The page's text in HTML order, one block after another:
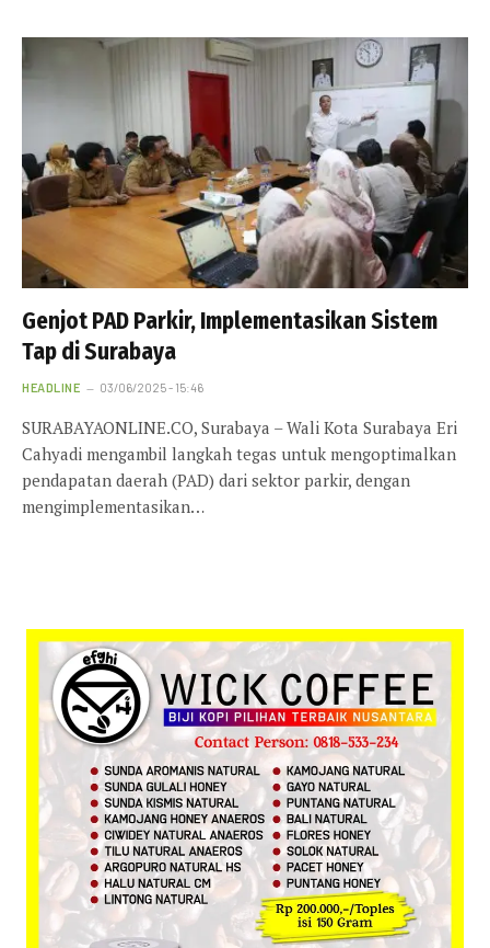
Genjot PAD Parkir, Implementasikan Sistem
Tap di Surabaya
HEADLINE 03/06/2025 - 15:46
SURABAYAONLINE.CO, Surabaya – Wali Kota Surabaya Eri
Cahyadi mengambil langkah tegas untuk mengoptimalkan
pendapatan daerah (PAD) dari sektor parkir, dengan
mengimplementasikan…